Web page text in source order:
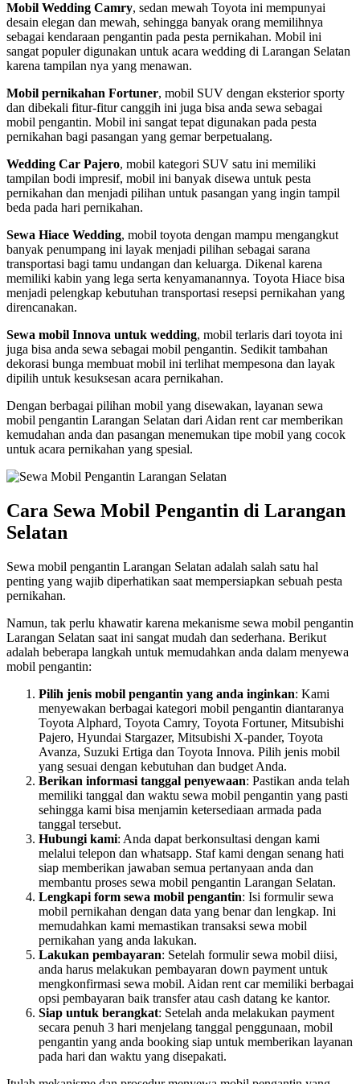
Mobil Wedding Camry, sedan mewah Toyota ini mempunyai
desain elegan dan mewah, sehingga banyak orang memilihnya
sebagai kendaraan pengantin pada pesta pernikahan. Mobil ini
sangat populer digunakan untuk acara wedding di Larangan Selatan
karena tampilan nya yang menawan.
Mobil pernikahan Fortuner, mobil SUV dengan eksterior sporty
dan dibekali fitur-fitur canggih ini juga bisa anda sewa sebagai
mobil pengantin. Mobil ini sangat tepat digunakan pada pesta
pernikahan bagi pasangan yang gemar berpetualang.
Wedding Car Pajero, mobil kategori SUV satu ini memiliki
tampilan bodi impresif, mobil ini banyak disewa untuk pesta
pernikahan dan menjadi pilihan untuk pasangan yang ingin tampil
beda pada hari pernikahan.
Sewa Hiace Wedding, mobil toyota dengan mampu mengangkut
banyak penumpang ini layak menjadi pilihan sebagai sarana
transportasi bagi tamu undangan dan keluarga. Dikenal karena
memiliki kabin yang lega serta kenyamanannya. Toyota Hiace bisa
menjadi pelengkap kebutuhan transportasi resepsi pernikahan yang
direncanakan.
Sewa mobil Innova untuk wedding, mobil terlaris dari toyota ini
juga bisa anda sewa sebagai mobil pengantin. Sedikit tambahan
dekorasi bunga membuat mobil ini terlihat mempesona dan layak
dipilih untuk kesuksesan acara pernikahan.
Dengan berbagai pilihan mobil yang disewakan, layanan sewa
mobil pengantin Larangan Selatan dari Aidan rent car memberikan
kemudahan anda dan pasangan menemukan tipe mobil yang cocok
untuk acara pernikahan yang spesial.
Cara Sewa Mobil Pengantin di Larangan
Selatan
Sewa mobil pengantin Larangan Selatan adalah salah satu hal
penting yang wajib diperhatikan saat mempersiapkan sebuah pesta
pernikahan.
Namun, tak perlu khawatir karena mekanisme sewa mobil pengantin
Larangan Selatan saat ini sangat mudah dan sederhana. Berikut
adalah beberapa langkah untuk memudahkan anda dalam menyewa
mobil pengantin:
Pilih jenis mobil pengantin yang anda inginkan: Kami
menyewakan berbagai kategori mobil pengantin diantaranya
Toyota Alphard, Toyota Camry, Toyota Fortuner, Mitsubishi
Pajero, Hyundai Stargazer, Mitsubishi X-pander, Toyota
Avanza, Suzuki Ertiga dan Toyota Innova. Pilih jenis mobil
yang sesuai dengan kebutuhan dan budget Anda.
Berikan informasi tanggal penyewaan: Pastikan anda telah
memiliki tanggal dan waktu sewa mobil pengantin yang pasti
sehingga kami bisa menjamin ketersediaan armada pada
tanggal tersebut.
Hubungi kami: Anda dapat berkonsultasi dengan kami
melalui telepon dan whatsapp. Staf kami dengan senang hati
siap memberikan jawaban semua pertanyaan anda dan
membantu proses sewa mobil pengantin Larangan Selatan.
Lengkapi form sewa mobil pengantin: Isi formulir sewa
mobil pernikahan dengan data yang benar dan lengkap. Ini
memudahkan kami memastikan transaksi sewa mobil
pernikahan yang anda lakukan.
Lakukan pembayaran: Setelah formulir sewa mobil diisi,
anda harus melakukan pembayaran down payment untuk
mengkonfirmasi sewa mobil. Aidan rent car memiliki berbagai
opsi pembayaran baik transfer atau cash datang ke kantor.
Siap untuk berangkat: Setelah anda melakukan payment
secara penuh 3 hari menjelang tanggal penggunaan, mobil
pengantin yang anda booking siap untuk memberikan layanan
pada hari dan waktu yang disepakati.